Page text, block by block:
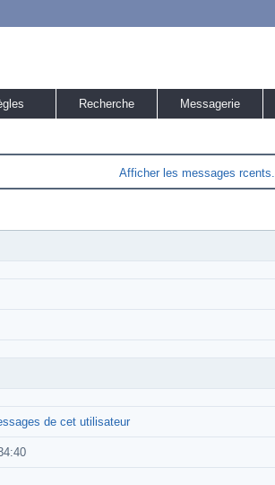
Recherche Messagerie
Afficher les messages rcents.
de cet utilisateur